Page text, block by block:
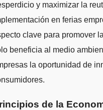
y maximizar la
en ferias
clave para promover
beneficia al medio
la oportunidad de
de la